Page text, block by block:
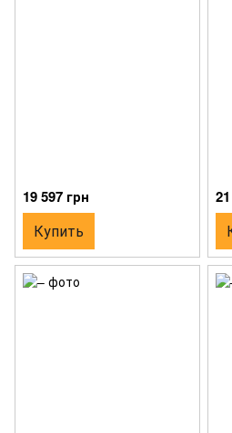
19 597 грн
Купить